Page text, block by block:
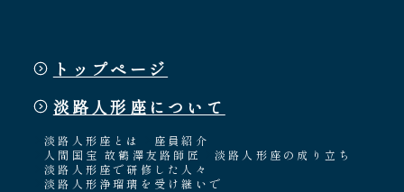
トップページ
淡路人形座について
淡路人形座とは
座員紹介
人間国宝 故鶴澤友路師匠
淡路人形座の成り立ち
淡路人形座で研修した人々
淡路人形浄瑠璃を受け継いで